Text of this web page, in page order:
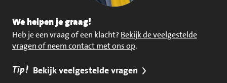
We helpen je graag!
Heb je een vraag of een klacht? Bekijk de veelgestelde
vragen of neem contact met ons op.
Tip! Bekijk veelgestelde vragen